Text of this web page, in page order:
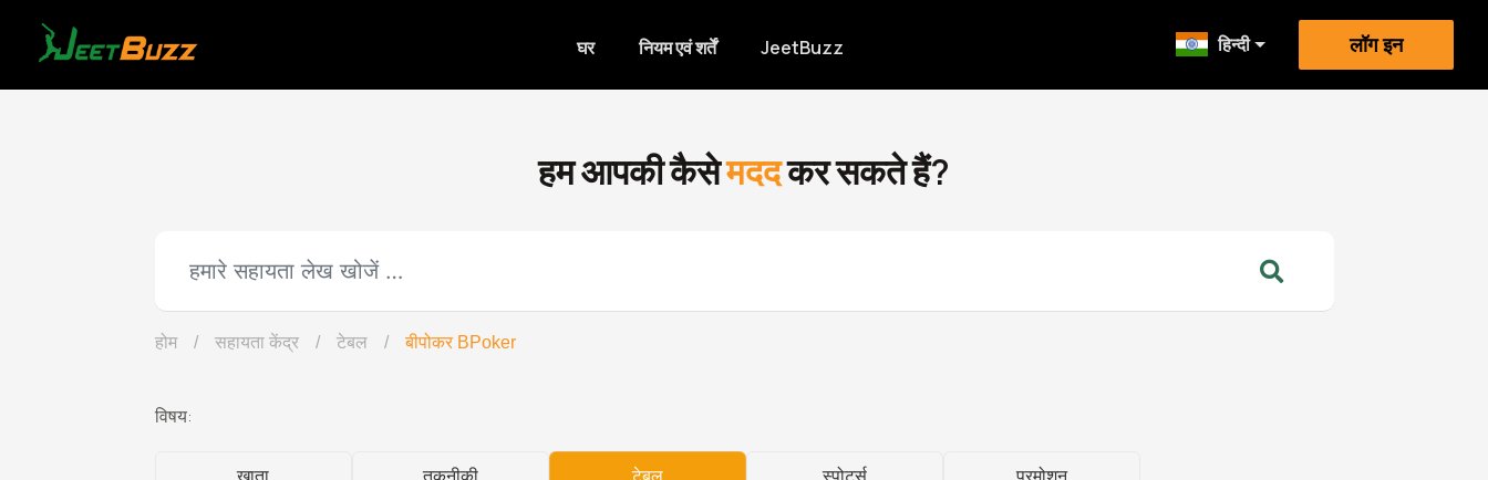
content
घर नियम एवं शर्तें JeetBuzz हिन्दी लॉग इन
हम आपकी कैसेमददकर सकते हैं?
होम / सहायता केंद्र / टेबल / बीपोकर BPoker
विषय: